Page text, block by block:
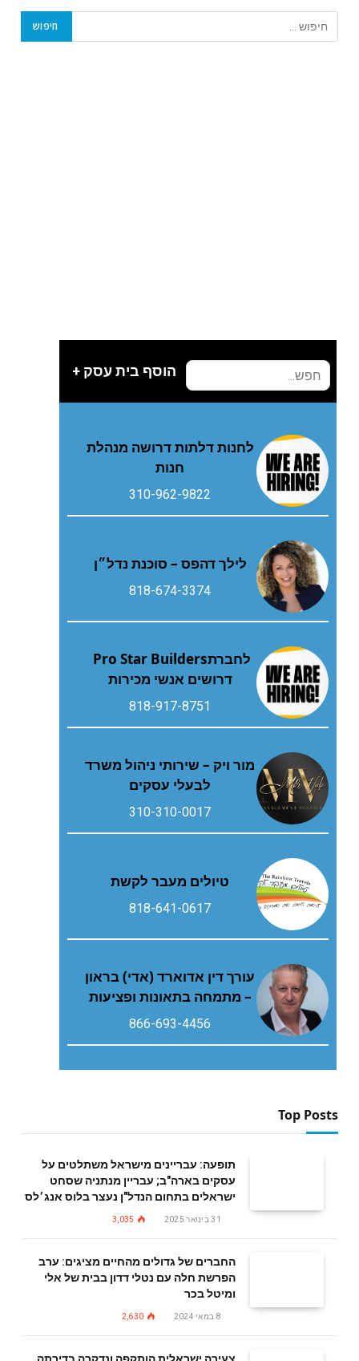
הוסף בית עסק +
לחנות דלתות דרושה מנהלת
חנות
310-962-9822
לילך דהפס – סוכנת נדל״ן
818-674-3374
לחברת‭ ‬Pro Star Builders‭
‬דרושים‭ ‬אנשי‭ ‬מכירות
818-917-8751
מור ויק – שירותי ניהול משרד
לבעלי עסקים
310-310-0017
טיולים מעבר לקשת
818-641-0617
עורך דין אדוארד (אדי) בראון
– מתמחה בתאונות ופציעות
866-693-4456
Top Posts
תופעה: עבריינים מישראל משתלטים על
עסקים בארה"ב; עבריין מנתניה שסחט
ישראלים בתחום הנדל"ן נעצר בלוס אנג׳לס
31 בינואר 2025 3,035
החברים של גדולים מהחיים מציגים: ערב
הפרשת חלה עם נטלי דדון בבית של אלי
ומיטל בכר
8 במאי 2024 2,630